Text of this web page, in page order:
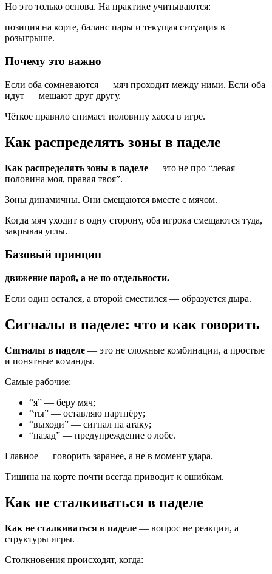
Но это только основа. На практике учитываются:
позиция на корте, баланс пары и текущая ситуация в
розыгрыше.
Почему это важно
Если оба сомневаются — мяч проходит между ними. Если оба
идут — мешают друг другу.
Чёткое правило снимает половину хаоса в игре.
Как распределять зоны в паделе
Как распределять зоны в паделе — это не про “левая
половина моя, правая твоя”.
Зоны динамичны. Они смещаются вместе с мячом.
Когда мяч уходит в одну сторону, оба игрока смещаются туда,
закрывая углы.
Базовый принцип
движение парой, а не по отдельности.
Если один остался, а второй сместился — образуется дыра.
Сигналы в паделе: что и как говорить
Сигналы в паделе — это не сложные комбинации, а простые
и понятные команды.
Самые рабочие:
“я” — беру мяч;
“ты” — оставляю партнёру;
“выходи” — сигнал на атаку;
“назад” — предупреждение о лобе.
Главное — говорить заранее, а не в момент удара.
Тишина на корте почти всегда приводит к ошибкам.
Как не сталкиваться в паделе
Как не сталкиваться в паделе — вопрос не реакции, а
структуры игры.
Столкновения происходят, когда: